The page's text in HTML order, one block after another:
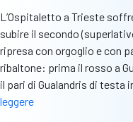
L’Ospitaletto a Trieste
subire il secondo
ripresa con orgoglio e con
ribaltone: prima il rosso a
il pari di Gualandris di
leggereL’Ospitaletto